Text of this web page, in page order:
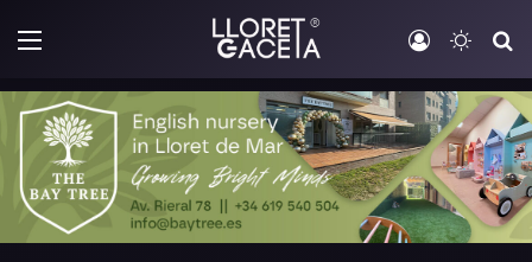
Menú Iniciar